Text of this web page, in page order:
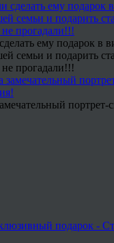
ему подарок в
семьи и подарить
прогадали!!!
подарок -